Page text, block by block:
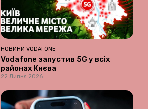
НОВИНИ VODAFONE
Vodafone запустив 5G у всіх
районах Києва
22 Липня 2026